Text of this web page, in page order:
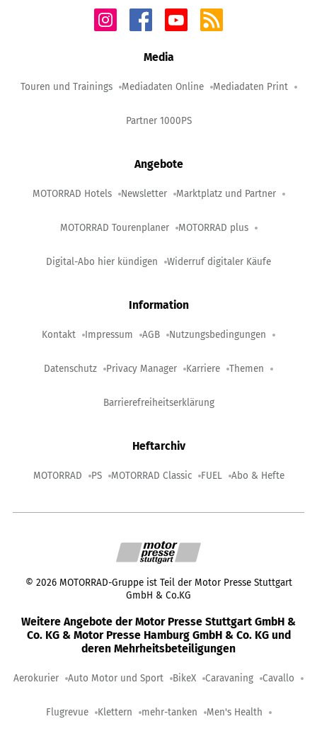
Media
Touren und Trainings Mediadaten Online Mediadaten Print
Partner 1000PS
Angebote
MOTORRAD Hotels Newsletter Marktplatz und Partner
MOTORRAD Tourenplaner MOTORRAD plus
Digital-Abo hier kündigen Widerruf digitaler Käufe
Information
Kontakt Impressum AGB Nutzungsbedingungen
Datenschutz Privacy Manager Karriere Themen
Barrierefreiheitserklärung
Heftarchiv
MOTORRAD PS MOTORRAD Classic FUEL Abo & Hefte
© 2026 MOTORRAD-Gruppe ist Teil der Motor Presse Stuttgart
GmbH & Co.KG
Weitere Angebote der Motor Presse Stuttgart GmbH &
Co. KG & Motor Presse Hamburg GmbH & Co. KG und
deren Mehrheitsbeteiligungen
Aerokurier Auto Motor und Sport BikeX Caravaning Cavallo
Flugrevue Klettern mehr-tanken Men's Health